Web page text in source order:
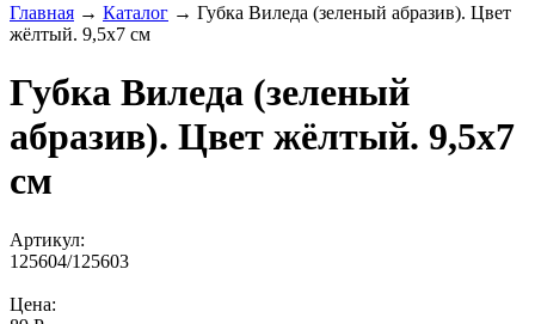
Главная → Каталог → Губка Виледа (зеленый абразив). Цвет
жёлтый. 9,5х7 см
Губка Виледа (зеленый
абразив). Цвет жёлтый. 9,5х7
см
Артикул:
125604/125603
Цена: